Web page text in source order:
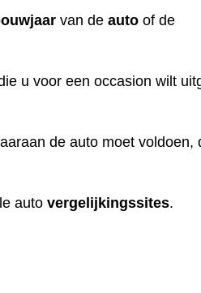
van deauto of de
u voor een occasion wilt
de auto moet voldoen,
autovergelijkingssites.